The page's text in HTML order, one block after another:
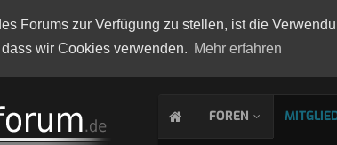
Forums zur Verfügung zu stellen, ist die
wir Cookies verwenden. Mehr erfahren
FOREN